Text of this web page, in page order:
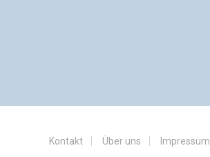
Kontakt Über uns Impressum